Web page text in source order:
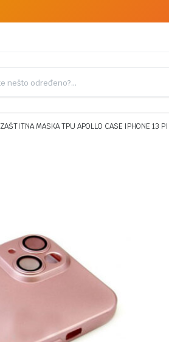
ZAŠTITNA MASKA TPU APOLLO CASE IPHONE 13